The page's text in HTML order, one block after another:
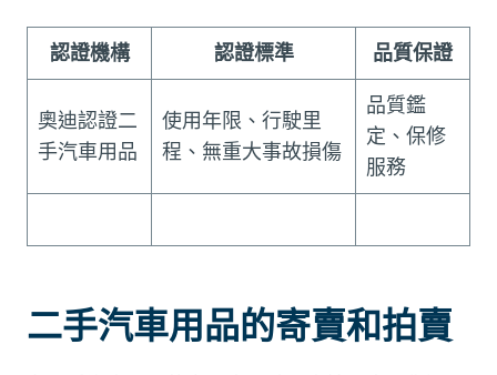
認證機構 認證標準 品質保證
奧迪認證二
手汽車用品
使用年限、行駛里
程、無重大事故損傷
品質鑑
定、保修
服務
二手汽車用品的寄賣和拍賣